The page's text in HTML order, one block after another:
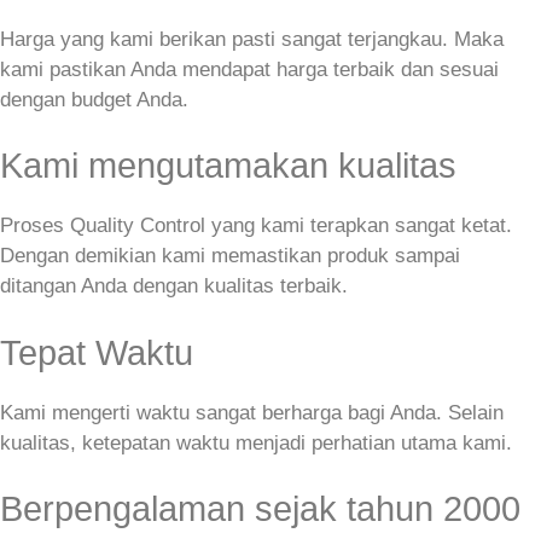
Harga yang kami berikan pasti sangat terjangkau. Maka
kami pastikan Anda mendapat harga terbaik dan sesuai
dengan budget Anda.
Kami mengutamakan kualitas
Proses Quality Control yang kami terapkan sangat ketat.
Dengan demikian kami memastikan produk sampai
ditangan Anda dengan kualitas terbaik.
Tepat Waktu
Kami mengerti waktu sangat berharga bagi Anda. Selain
kualitas, ketepatan waktu menjadi perhatian utama kami.
Berpengalaman sejak tahun 2000